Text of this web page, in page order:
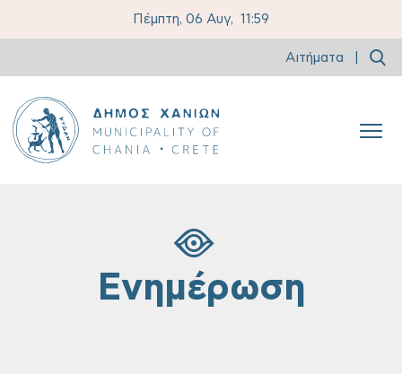
Πέμπτη, 06 Αυγ, 11:59
Αιτήματα
Ενημέρωση